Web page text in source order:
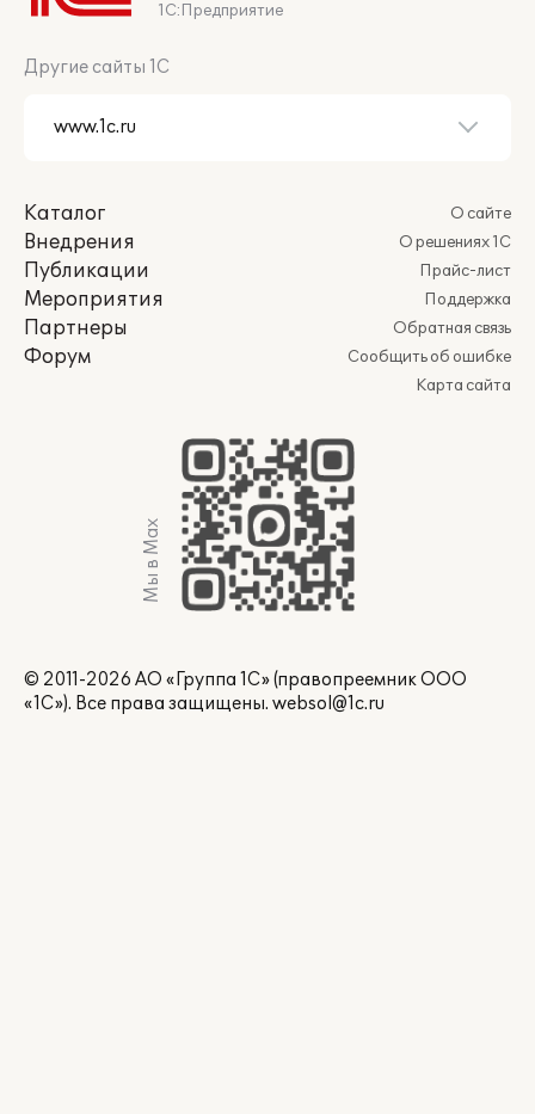
1С:Предприятие
Другие сайты 1С
Каталог
Внедрения
Публикации
Мероприятия
Партнеры
Форум
О сайте
О решениях 1С
Прайс-лист
Поддержка
Обратная связь
Сообщить об ошибке
Карта сайта
Мы в Max
© 2011-2026 АО «Группа 1С» (правопреемник ООО
«1С»). Все права защищены. websol@1c.ru